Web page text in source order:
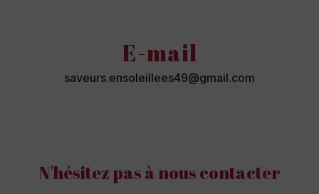
E-mail
saveurs.ensoleillees49@gmail.com
N'hésitez pas à nous contacter